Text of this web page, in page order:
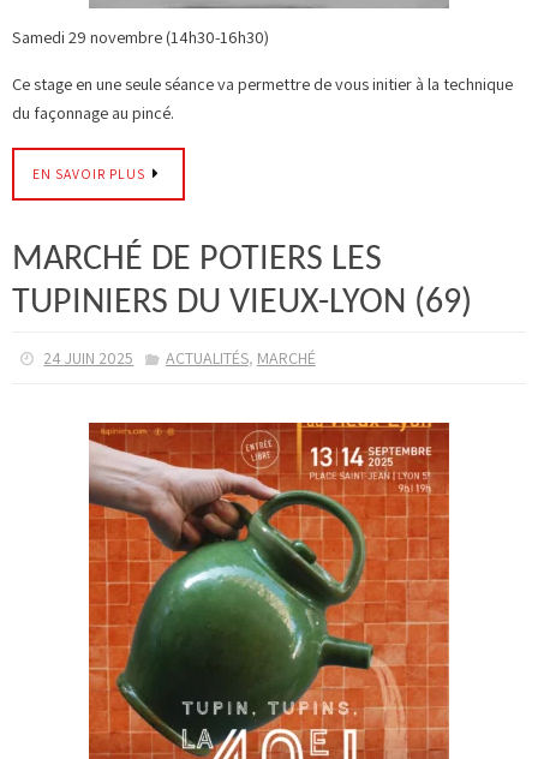
Samedi 29 novembre (14h30-16h30)
Ce stage en une seule séance va permettre de vous initier à la technique
du façonnage au pincé.
EN SAVOIR PLUS
MARCHÉ DE POTIERS LES
TUPINIERS DU VIEUX-LYON (69)
24 JUIN 2025 ACTUALITÉS, MARCHÉ